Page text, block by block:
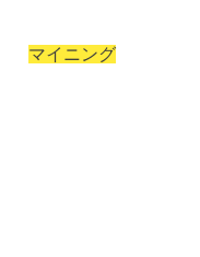
マイニング